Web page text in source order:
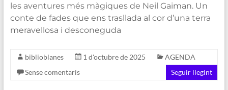
les aventures més màgiques de Neil Gaiman. Un
conte de fades que ens trasllada al cor d’una terra
meravellosa i desconeguda
biblioblanes 1 d'octubre de 2025
AGENDA
Sense comentaris
Seguir llegint